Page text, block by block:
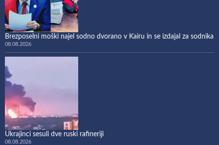
Brezposelni moški najel sodno dvorano v Kairu in se izdajal za sodnika
08.08.2026
Ukrajinci sesuli dve ruski rafineriji
08.08.2026